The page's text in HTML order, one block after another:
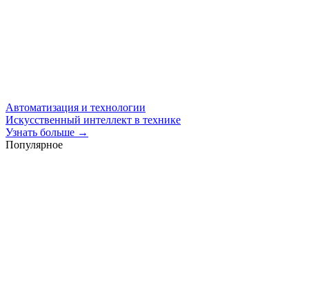
Автоматизация и технологии
Искусственный интеллект в технике
Узнать больше →
Популярное